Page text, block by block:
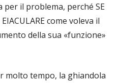
il problema, perché SE
come voleva il
della sua «funzione»
molto tempo, la ghiandola